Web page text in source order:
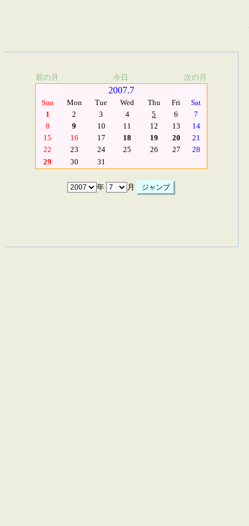
前の月 今日 次の月
2007.7
Sun Mon Tue Wed Thu Fri
Sat
1
2 3 4 5 6
7
8
9 10 11 12 13
14
15
16 17 18 19 20
21
22
23 24 25 26 27
28
29
30 31
年 月